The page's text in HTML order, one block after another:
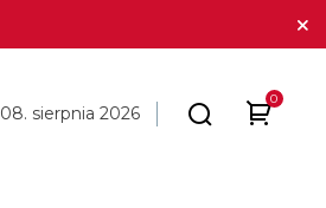
08. sierpnia 2026
0